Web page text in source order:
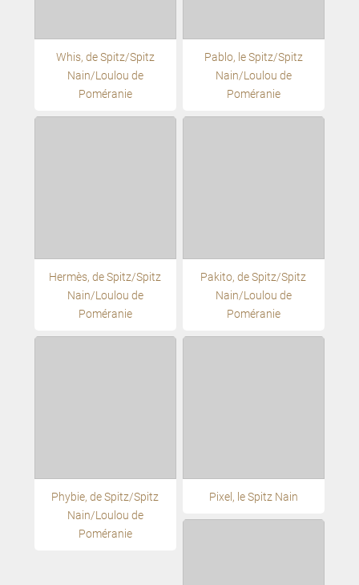
Whis, de Spitz/Spitz
Nain/Loulou de
Poméranie
Pablo, le Spitz/Spitz
Nain/Loulou de
Poméranie
Hermès, de Spitz/Spitz
Nain/Loulou de
Poméranie
Pakito, de Spitz/Spitz
Nain/Loulou de
Poméranie
Phybie, de Spitz/Spitz
Nain/Loulou de
Poméranie
Pixel, le Spitz Nain